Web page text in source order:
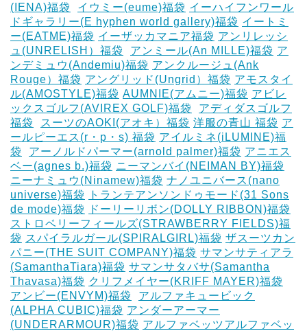
(IENA)福袋
イウミー(eume)福袋 イーハイフンワール
ドギャラリー(E hyphen world gallery)福袋 イートミ
ー(EATME)福袋 イーザッカマニア福袋 アンリレッシ
ュ(UNRELISH）福袋
アンミール(An MILLE)福袋 ア
ンデミュウ(Andemiu)福袋 アンクルージュ(Ank
Rouge）福袋 アングリッド(Ungrid）福袋 アモスタイ
ル(AMOSTYLE)福袋 AUMNIE(アムニー)福袋 アビレ
ックスゴルフ(AVIREX GOLF)福袋
アディダスゴルフ
福袋
スーツのAOKI(アオキ）福袋 洋服の青山 福袋 ア
ールピーエス(r・p・s) 福袋 アイルミネ(iLUMINE)福
袋
アーノルドパーマー(arnold palmer)福袋 アニエス
ベー(agnes b.)福袋 ニーマンバイ(NEIMAN BY)福袋
ニーナミュウ(Ninamew)福袋 ナノユニバース(nano
universe)福袋
トランテアンソンドゥモード(31 Sons
de mode)福袋
ドーリーリボン(DOLLY RIBBON)福袋
ストロベリーフィールズ(STRAWBERRY FIELDS)福
袋 スパイラルガール(SPIRALGIRL)福袋 ザスーツカン
パニー(THE SUIT COMPANY)福袋 サマンサティアラ
(SamanthaTiara)福袋 サマンサタバサ(Samantha
Thavasa)福袋 クリフメイヤー(KRIFF MAYER)福袋
アンビー(ENVYM)福袋
アルファキュービック
(ALPHA CUBIC)福袋 アンダーアーマー
(UNDERARMOUR)福袋 アルファベッツアルファベッ